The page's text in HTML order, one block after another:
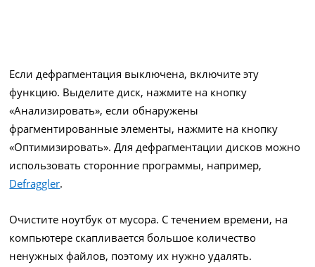
Если дефрагментация выключена, включите эту
функцию. Выделите диск, нажмите на кнопку
«Анализировать», если обнаружены
фрагментированные элементы, нажмите на кнопку
«Оптимизировать». Для дефрагментации дисков можно
использовать сторонние программы, например,
Defraggler.
Очистите ноутбук от мусора. С течением времени, на
компьютере скапливается большое количество
ненужных файлов, поэтому их нужно удалять.